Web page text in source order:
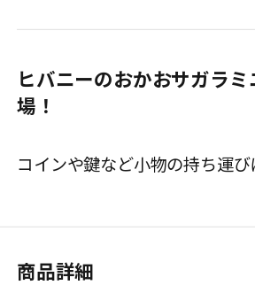
ヒバニーのおかおサガラ
場！
コインや鍵など小物の持ち運
商品詳細